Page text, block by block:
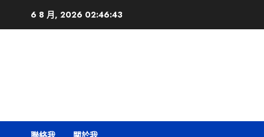
6 8 月, 2026 02:46:43